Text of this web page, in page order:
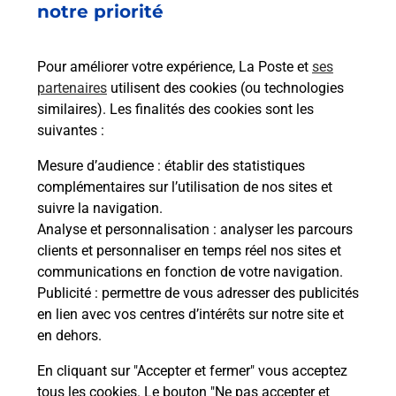
notre priorité
Pour améliorer votre expérience, La Poste et ses
partenaires utilisent des cookies (ou technologies
similaires). Les finalités des cookies sont les
suivantes :
Mesure d’audience : établir des statistiques
complémentaires sur l’utilisation de nos sites et
suivre la navigation.
Analyse et personnalisation : analyser les parcours
clients et personnaliser en temps réel nos sites et
communications en fonction de votre navigation.
Publicité : permettre de vous adresser des publicités
en lien avec vos centres d’intérêts sur notre site et
en dehors.
En cliquant sur "Accepter et fermer" vous acceptez
tous les cookies. Le bouton "Ne pas accepter et
Comment retourner un colis acheté
Comment envoyer un colis ou faire un
retour chez un e-commerçant sans se
déplacer ?
Envoyer un petit colis au meilleur
prix ?